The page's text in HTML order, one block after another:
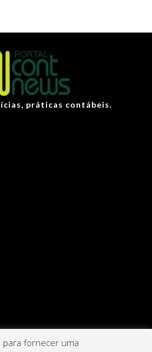
práticas contábeis.
para fornecer uma